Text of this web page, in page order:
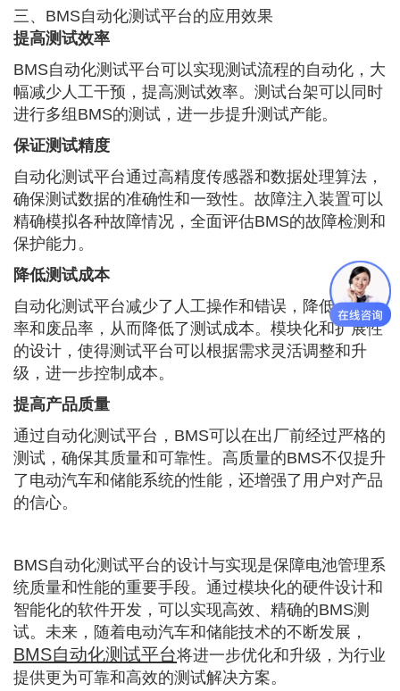
三、BMS自动化测试平台的应用效果
提高测试效率
BMS自动化测试平台可以实现测试流程的自动化，大
幅减少人工干预，提高测试效率。测试台架可以同时
进行多组BMS的测试，进一步提升测试产能。
保证测试精度
自动化测试平台通过高精度传感器和数据处理算法，
确保测试数据的准确性和一致性。故障注入装置可以
精确模拟各种故障情况，全面评估BMS的故障检测和
保护能力。
降低测试成本
自动化测试平台减少了人工操作和错误，降低了返工
率和废品率，从而降低了测试成本。模块化和扩展性
的设计，使得测试平台可以根据需求灵活调整和升
级，进一步控制成本。
提高产品质量
通过自动化测试平台，BMS可以在出厂前经过严格的
测试，确保其质量和可靠性。高质量的BMS不仅提升
了电动汽车和储能系统的性能，还增强了用户对产品
的信心。
BMS自动化测试平台的设计与实现是保障电池管理系
统质量和性能的重要手段。通过模块化的硬件设计和
智能化的软件开发，可以实现高效、精确的BMS测
试。未来，随着电动汽车和储能技术的不断发展，
BMS自动化测试平台将进一步优化和升级，为行业
提供更为可靠和高效的测试解决方案。